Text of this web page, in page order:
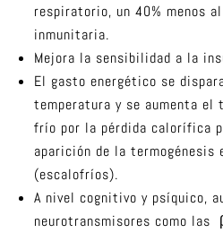
respiratorio, un 40% menos
inmunitaria.
Mejora la sensibilidad a la
El gasto energético se
temperatura y se aumenta el
frío por la pérdida calorífica
aparición de la termogénesis
(escalofríos).
A nivel cognitivo y psíquico,
neurotransmisores como las